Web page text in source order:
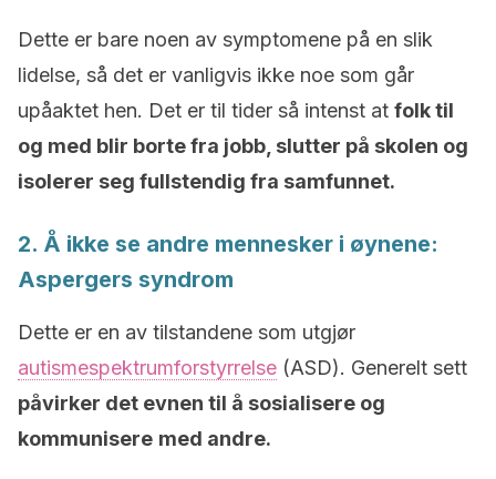
Dette er bare noen av symptomene på en slik
lidelse, så det er vanligvis ikke noe som går
upåaktet hen. Det er til tider så intenst at folk til
og med blir borte fra jobb, slutter på skolen og
isolerer seg fullstendig fra samfunnet.
2. Å ikke se andre mennesker i øynene:
Aspergers syndrom
Dette er en av tilstandene som utgjør
autismespektrumforstyrrelse (ASD). Generelt sett
påvirker det evnen til å sosialisere og
kommunisere med andre.